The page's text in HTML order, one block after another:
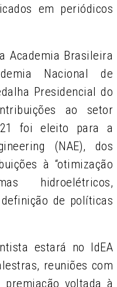
em periódicos
Academia Brasileira
Nacional de
Presidencial do
ao setor
foi eleito para a
(NAE), dos
à “otimização
hidroelétricos,
de políticas
estará no IdEA
reuniões com
voltada à